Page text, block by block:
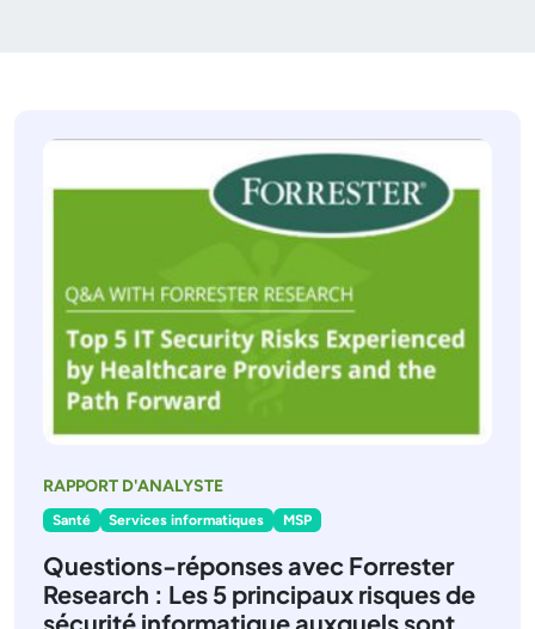
RAPPORT D'ANALYSTE
Santé Services informatiques MSP
Questions-réponses avec Forrester
Research : Les 5 principaux risques de
sécurité informatique auxquels sont